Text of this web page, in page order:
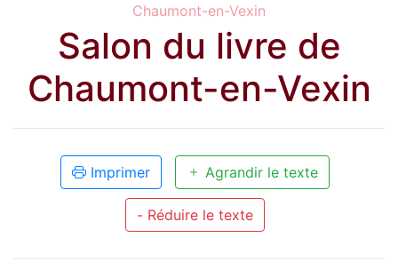
Chaumont-en-Vexin
Salon du livre de
Chaumont-en-Vexin
Imprimer Agrandir le texte
- Réduire le texte